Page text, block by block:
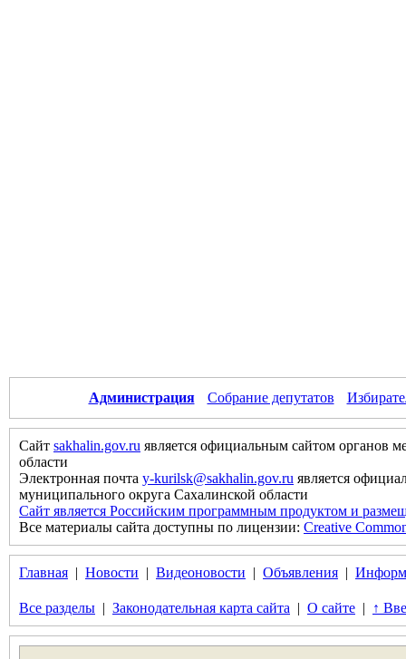
Администрация Собрание депутатов
Сайт sakhalin.gov.ru является официальным сайтом органов
области
Электронная почта y-kurilsk@sakhalin.gov.ru является
муниципального округа Сахалинской области
Сайт является Российским программным продуктом и
Все материалы сайта доступны по лицензии: Creative
Главная | Новости | Видеоновости | Объявления |
Все разделы | Законодательная карта сайта | О сайте | ↑